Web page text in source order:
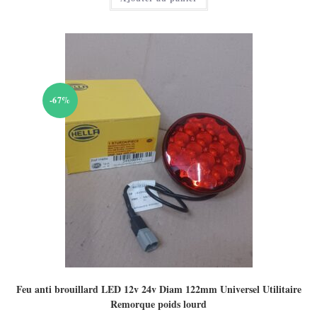
40,00 €.
-67%
Feu anti brouillard LED 12v 24v Diam 122mm Universel Utilitaire
Remorque poids lourd